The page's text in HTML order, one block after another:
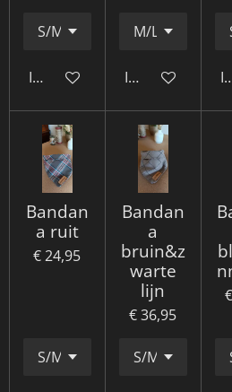
In winkelwagenIn winkelwagen
Bandan
a ruit
€ 24,95
Bandan
a
bruin&z
warte
lijn
€ 36,95